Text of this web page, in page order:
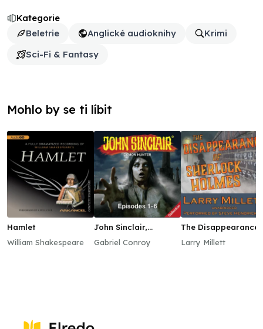
Kategorie
Beletrie
Anglické audioknihy
Krimi
Sci-Fi & Fantasy
Mohlo by se ti líbit
Hamlet
William Shakespeare
John Sinclair,
Gabriel Conroy
The Disappearance
Larry Millett